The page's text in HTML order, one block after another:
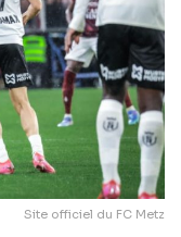
Site officiel du FC Metz